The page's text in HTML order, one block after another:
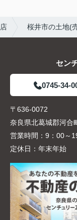
桜井市の土地(
セン
0745-34-
〒636-0072
奈良県北葛城郡河合
営業時間： 9：00～
定休日： 年末年始